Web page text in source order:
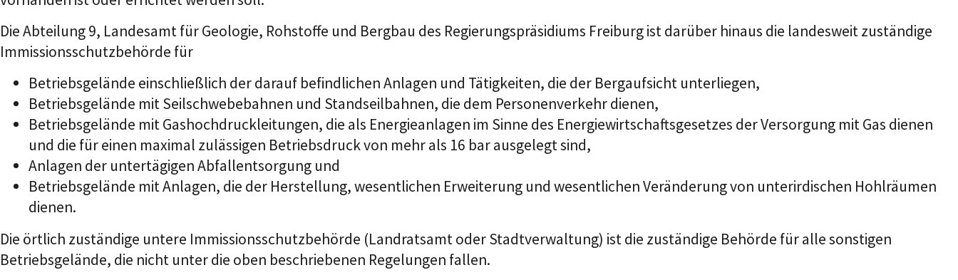
Die Abteilung 9, Landesamt für Geologie, Rohstoffe und Bergbau des Regierungspräsidiums Freiburg ist darüber hinaus die landesweit zuständige
Immissionsschutzbehörde für
Betriebsgelände einschließlich der darauf befindlichen Anlagen und Tätigkeiten, die der Bergaufsicht unterliegen,
Betriebsgelände mit Seilschwebebahnen und Standseilbahnen, die dem Personenverkehr dienen,
Betriebsgelände mit Gashochdruckleitungen, die als Energieanlagen im Sinne des Energiewirtschaftsgesetzes der Versorgung mit Gas dienen
und die für einen maximal zulässigen Betriebsdruck von mehr als 16 bar ausgelegt sind,
Anlagen der untertägigen Abfallentsorgung und
Betriebsgelände mit Anlagen, die der Herstellung, wesentlichen Erweiterung und wesentlichen Veränderung von unterirdischen Hohlräumen
dienen.
Die örtlich zuständige untere Immissionsschutzbehörde (Landratsamt oder Stadtverwaltung) ist die zuständige Behörde für alle sonstigen
Betriebsgelände, die nicht unter die oben beschriebenen Regelungen fallen.